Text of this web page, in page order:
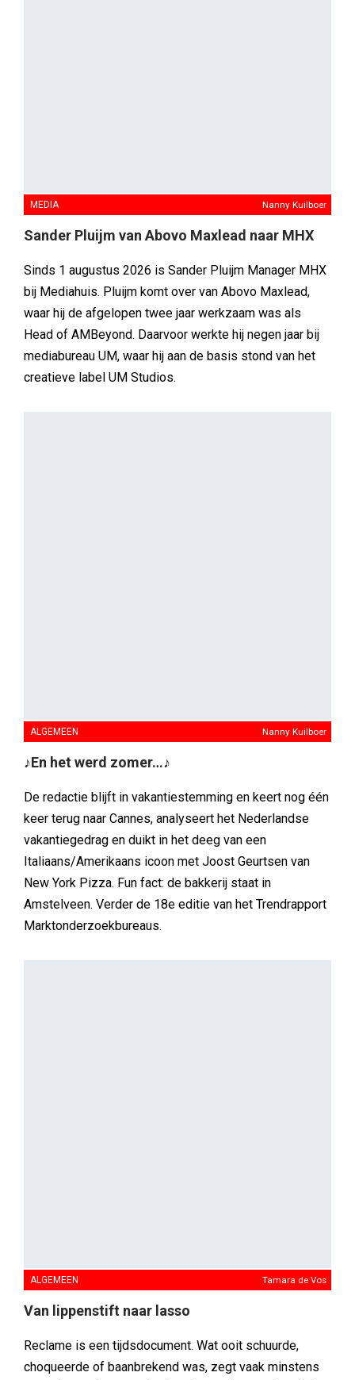
MEDIA Nanny Kuilboer
Sander Pluijm van Abovo Maxlead naar MHX
Sinds 1 augustus 2026 is Sander Pluijm Manager MHX
bij Mediahuis. Pluijm komt over van Abovo Maxlead,
waar hij de afgelopen twee jaar werkzaam was als
Head of AMBeyond. Daarvoor werkte hij negen jaar bij
mediabureau UM, waar hij aan de basis stond van het
creatieve label UM Studios.
ALGEMEEN Nanny Kuilboer
♪En het werd zomer…♪
De redactie blijft in vakantiestemming en keert nog één
keer terug naar Cannes, analyseert het Nederlandse
vakantiegedrag en duikt in het deeg van een
Italiaans/Amerikaans icoon met Joost Geurtsen van
New York Pizza. Fun fact: de bakkerij staat in
Amstelveen. Verder de 18e editie van het Trendrapport
Marktonderzoekbureaus.
ALGEMEEN Tamara de Vos
Van lippenstift naar lasso
Reclame is een tijdsdocument. Wat ooit schuurde,
choqueerde of baanbrekend was, zegt vaak minstens